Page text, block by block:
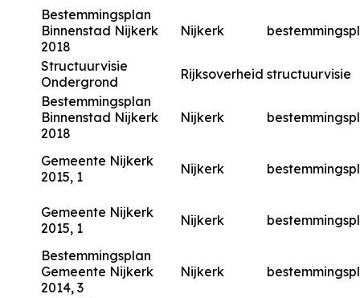
Bestemmingsplan
Binnenstad Nijkerk
2018
Nijkerk
Structuurvisie
Ondergrond
Rijksoverheid structuurvisie
Bestemmingsplan
Binnenstad Nijkerk
2018
Nijkerk
Gemeente Nijkerk
2015, 1
Nijkerk
Gemeente Nijkerk
2015, 1
Nijkerk
Bestemmingsplan
Gemeente Nijkerk
2014, 3
Nijkerk